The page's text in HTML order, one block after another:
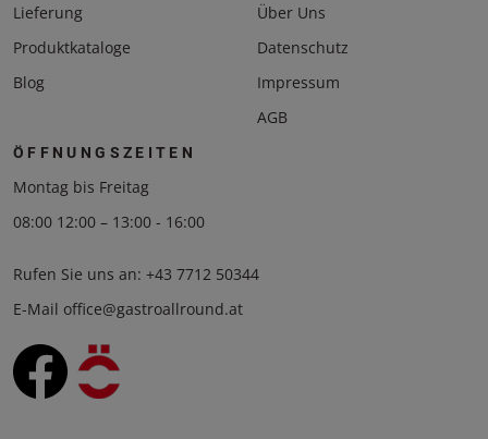
Lieferung
Produktkataloge
Blog
Über Uns
Datenschutz
Impressum
AGB
ÖFFNUNGSZEITEN
Montag bis Freitag
08:00 12:00 – 13:00 - 16:00
Rufen Sie uns an: +43 7712 50344
E-Mail office@gastroallround.at